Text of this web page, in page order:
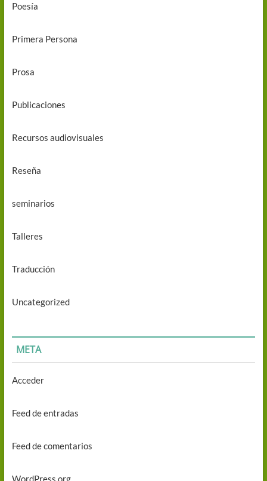
Poesía
Primera Persona
Prosa
Publicaciones
Recursos audiovisuales
Reseña
seminarios
Talleres
Traducción
Uncategorized
META
Acceder
Feed de entradas
Feed de comentarios
WordPress.org